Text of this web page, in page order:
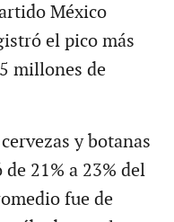
México
el pico más
millones de
y botanas
21% a 23% del
fue de